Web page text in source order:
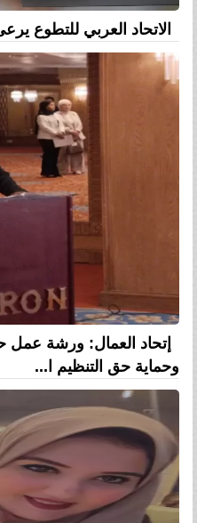
الاتحاد العربي للتطوع
إتحاد العمال: ورشة عمل
وحماية حق التنظيم ا...